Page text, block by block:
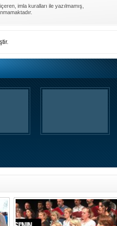
imla kuralları ile yazılmamış,